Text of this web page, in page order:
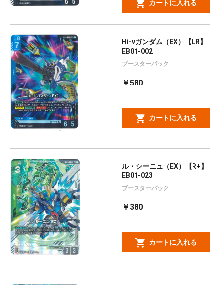
カートに入れる
Hi-νガンダム（EX）【LR】
EB01-002
ブースターパック
￥580
カートに入れる
ル・シーニュ（EX）【R+】
EB01-023
ブースターパック
￥380
カートに入れる